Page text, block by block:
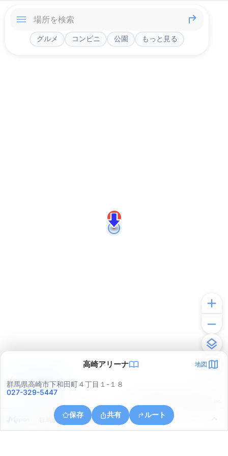
グルメ コンビニ 公園 もっと見る
高崎アリーナ 地図
群馬県高崎市下和田町４丁目１-１８
027-329-5447
保存 共有 ルート
群馬県高崎市下和田町４丁目１
アプリで見る